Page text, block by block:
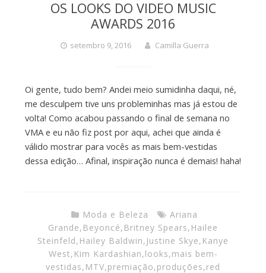
OS LOOKS DO VIDEO MUSIC
AWARDS 2016
setembro 9, 2016 Camilla Guerra
Oi gente, tudo bem? Andei meio sumidinha daqui, né,
me desculpem tive uns probleminhas mas já estou de
volta! Como acabou passando o final de semana no
VMA e eu não fiz post por aqui, achei que ainda é
válido mostrar para vocês as mais bem-vestidas
dessa edição… Afinal, inspiração nunca é demais! haha!
Moda e Beleza
Ariana
Grande, Beyoncé, Britney Spears, Hailee
Steinfeld, Hailey Baldwin, Justine Skye, Kanye
West, Kim Kardashian,looks,mais bem-
vestidas, MTV,premiação,produções,red